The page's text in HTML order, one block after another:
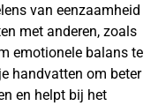
van eenzaamheid
met anderen, zoals
emotionele balans te
handvatten om beter
en helpt bij het